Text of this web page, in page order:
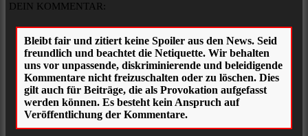
DEIN KOMMENTAR: